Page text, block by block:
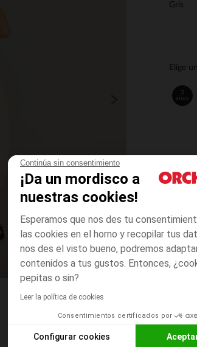
Continúa sin consentimiento
¡Da un mordisco a
nuestras cookies!
Esperamos que nos des tu
las cookies en el horno y recopilar tus
nos des el visto bueno, podremos
contenidos a tus gustos. Entonces,
pepitas o sin?
Leer la política de cookies
Consentimientos certificados por
Configurar cookies
Gris
Elige
3
años